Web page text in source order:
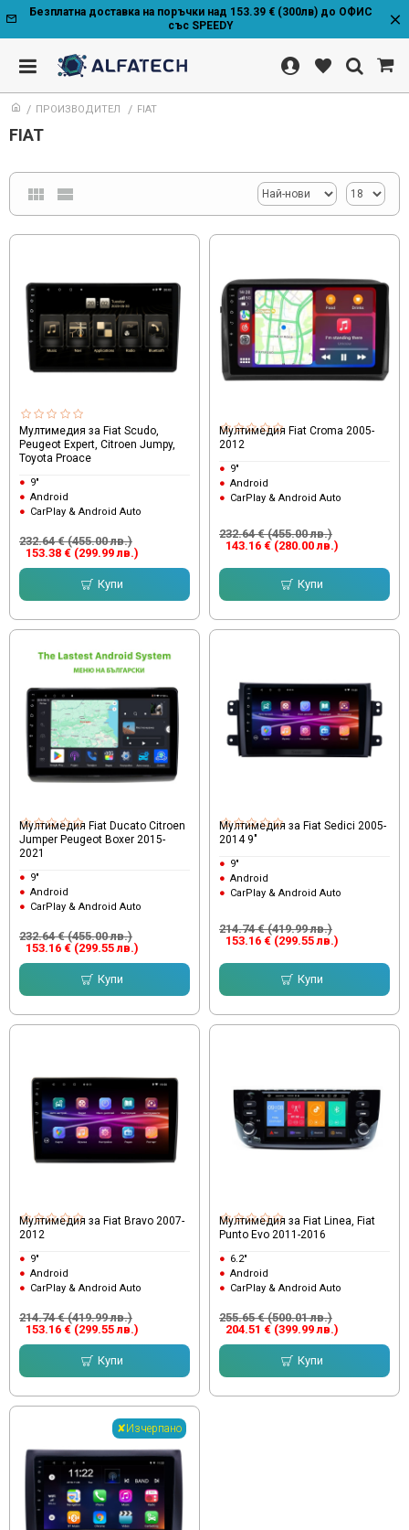
Безплатна доставка на поръчки над 153.39 € (300лв) до ОФИС
със SPEEDY
ПРОИЗВОДИТЕЛ FIAT
FIAT
Мултимедия за Fiat Scudo,
Peugeot Expert, Citroen Jumpy,
Toyota Proace
9"
Android
CarPlay & Android Auto
153.38 € (299.99 лв.)
232.64 € (455.00 лв.)
Купи
Мултимедия Fiat Croma 2005-
2012
9"
Android
CarPlay & Android Auto
143.16 € (280.00 лв.)
232.64 € (455.00 лв.)
Купи
Мултимедия Fiat Ducato Citroen
Jumper Peugeot Boxer 2015-
2021
9"
Android
CarPlay & Android Auto
153.16 € (299.55 лв.)
232.64 € (455.00 лв.)
Купи
Мултимедия за Fiat Sedici 2005-
2014 9"
9"
Android
CarPlay & Android Auto
153.16 € (299.55 лв.)
214.74 € (419.99 лв.)
Купи
Мултимедия за Fiat Bravo 2007-
2012
9"
Android
CarPlay & Android Auto
153.16 € (299.55 лв.)
214.74 € (419.99 лв.)
Купи
Мултимедия за Fiat Linea, Fiat
Punto Evo 2011-2016
6.2"
Android
CarPlay & Android Auto
204.51 € (399.99 лв.)
255.65 € (500.01 лв.)
Купи
✘Изчерпано